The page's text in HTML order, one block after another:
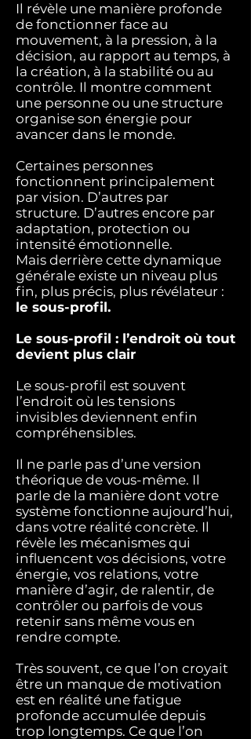
Il révèle une manière profonde
de fonctionner face au
mouvement, à la pression, à la
décision, au rapport au temps, à
la création, à la stabilité ou au
contrôle. Il montre comment
une personne ou une structure
organise son énergie pour
avancer dans le monde.
Certaines personnes
fonctionnent principalement
par vision. D’autres par
structure. D’autres encore par
adaptation, protection ou
intensité émotionnelle.
Mais derrière cette dynamique
générale existe un niveau plus
fin, plus précis, plus révélateur :
le sous-profil.
Le sous-profil : l’endroit où tout
devient plus clair
Le sous-profil est souvent
l’endroit où les tensions
invisibles deviennent enfin
compréhensibles.
Il ne parle pas d’une version
théorique de vous-même. Il
parle de la manière dont votre
système fonctionne aujourd’hui,
dans votre réalité concrète. Il
révèle les mécanismes qui
influencent vos décisions, votre
énergie, vos relations, votre
manière d’agir, de ralentir, de
contrôler ou parfois de vous
retenir sans même vous en
rendre compte.
Très souvent, ce que l’on croyait
être un manque de motivation
est en réalité une fatigue
profonde accumulée depuis
trop longtemps.​​ Ce que l’on